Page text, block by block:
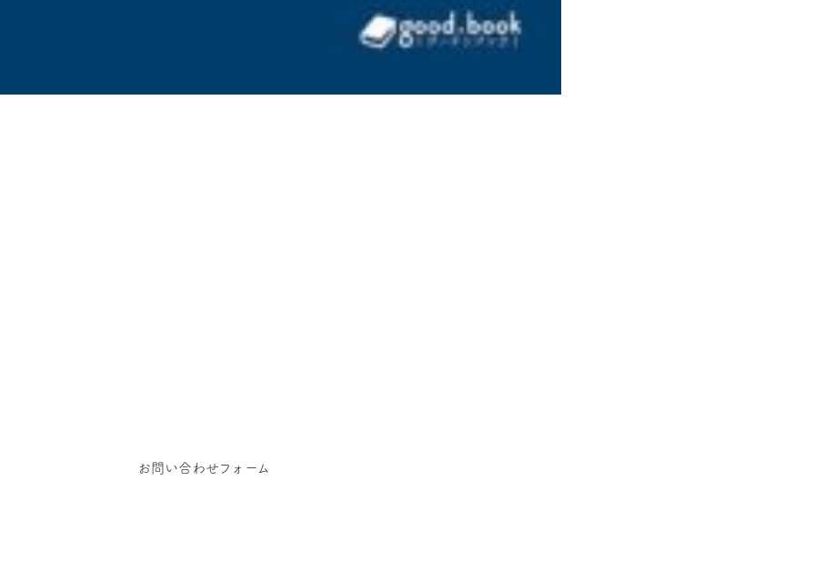
お問い合わせフォーム